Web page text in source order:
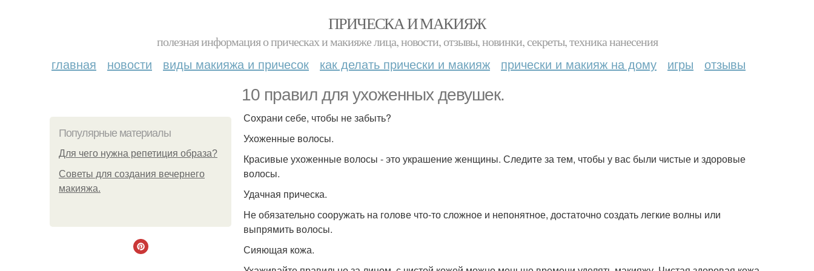
ПРИЧЕСКА И МАКИЯЖ
полезная информация о прическах и макияже лица, новости, отзывы, новинки, секреты, техника нанесения
главная новости виды макияжа и причесок как делать прически и макияж прически и макияж на дому игры отзывы
10 правил для ухоженных девушек.
Популярные материалы
Для чего нужна репетиция образа?
Советы для создания вечернего
макияжа.
Сохрани себе, чтобы не забыть?
Ухоженные волосы.
Красивые ухоженные волосы - это украшение женщины. Следите за тем, чтобы у вас были чистые и здоровые
волосы.
Удачная прическа.
Не обязательно сооружать на голове что-то сложное и непонятное, достаточно создать легкие волны или
выпрямить волосы.
Сияющая кожа.